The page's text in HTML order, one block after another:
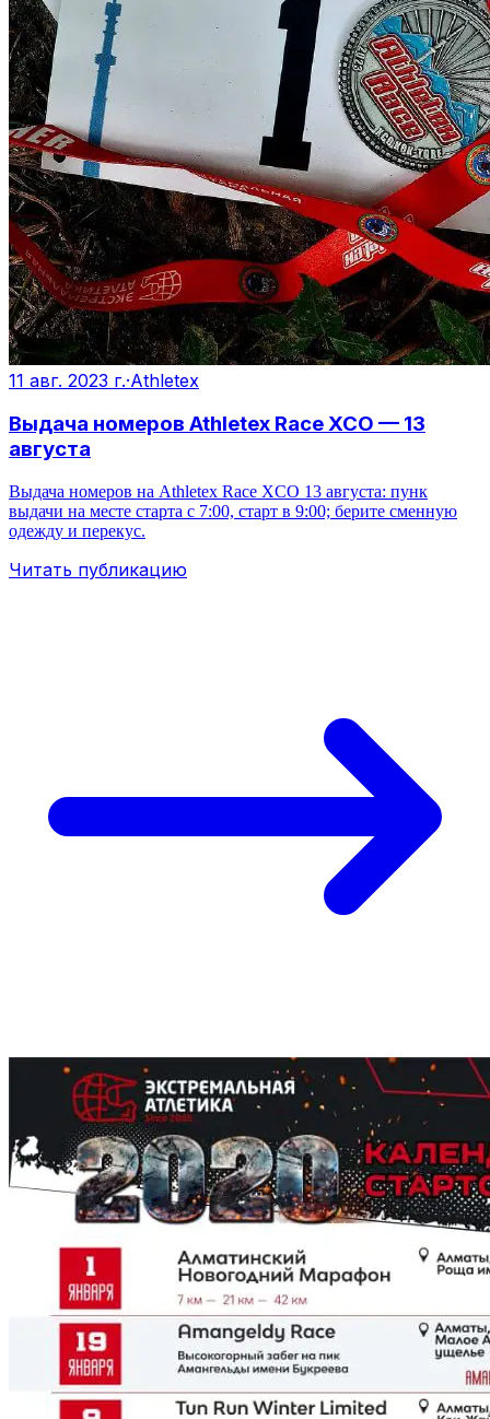
11 авг. 2023 г.·Athletex
Выдача номеров Athletex Race XCO — 13
августа
Выдача номеров на Athletex Race XCO 13 августа: пунк
выдачи на месте старта с 7:00, старт в 9:00; берите сменную
одежду и перекус.
Читать публикацию